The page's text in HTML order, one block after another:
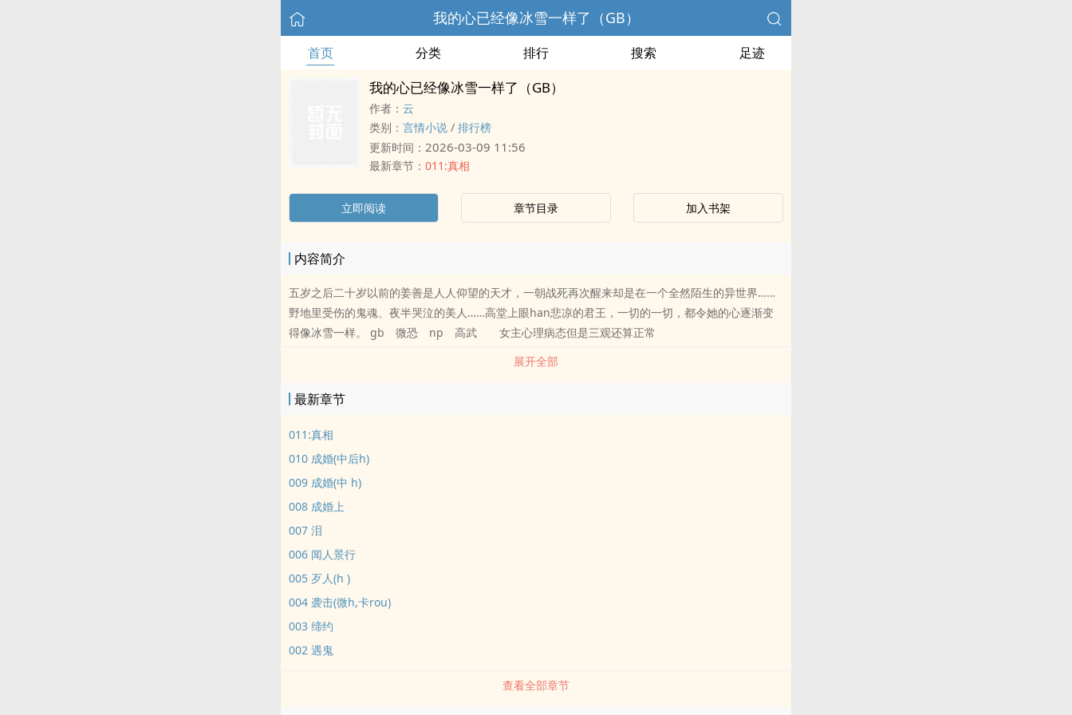
我的心已经像冰雪一样了（GB）
首页 分类 排行 搜索 足迹
我的心已经像冰雪一样了（GB）
作者： 云
类别： 言情小说 / 排行榜
更新时间： 2026-03-09 11:56
最新章节： 011:真相
立即阅读 章节目录 加入书架
内容简介
五岁之后二十岁以前的姜善是人人仰望的天才，一朝战死再次醒来却是在一个全然陌生的异世界……
野地里受伤的鬼魂、夜半哭泣的美人……高堂上眼han悲凉的君王，一切的一切，都令她的心逐渐变
得像冰雪一样。 gb 微恐 np 高武 女主心理病态但是三观还算正常
展开全部
最新章节
011:真相
010 成婚(中后h)
009 成婚(中 h)
008 成婚上
007 泪
006 闻人景行
005 歹人(h )
004 袭击(微h,卡rou)
003 缔约
002 遇鬼
查看全部章节